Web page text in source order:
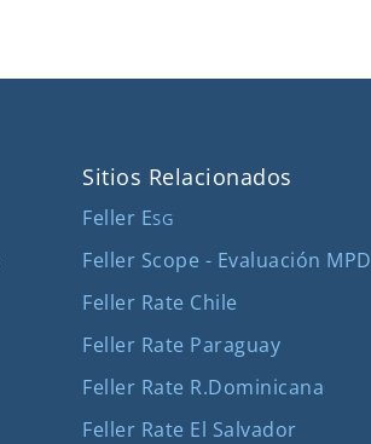
Sitios Relacionados
Feller ESG
Feller Scope - Evaluación MPD
Feller Rate Chile
Feller Rate Paraguay
Feller Rate R.Dominicana
Feller Rate El Salvador